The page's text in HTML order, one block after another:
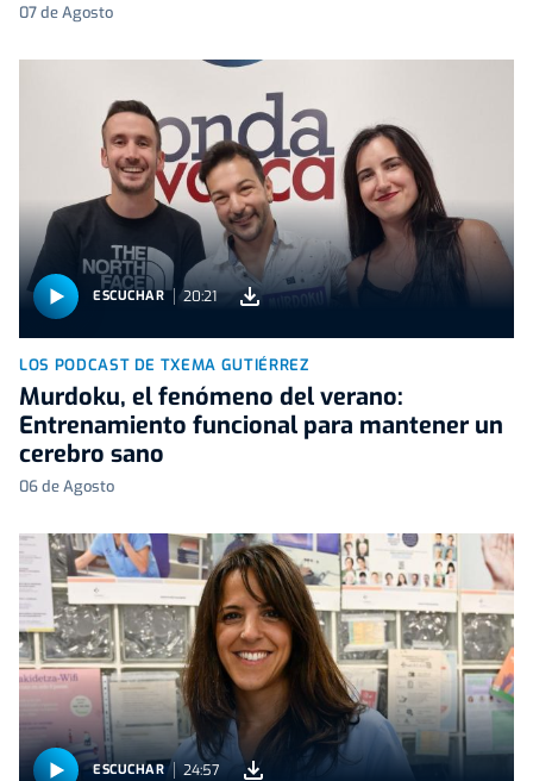
07 de Agosto
ESCUCHAR 20:21
LOS PODCAST DE TXEMA GUTIÉRREZ
Murdoku, el fenómeno del verano:
Entrenamiento funcional para mantener un
cerebro sano
06 de Agosto
ESCUCHAR 24:57